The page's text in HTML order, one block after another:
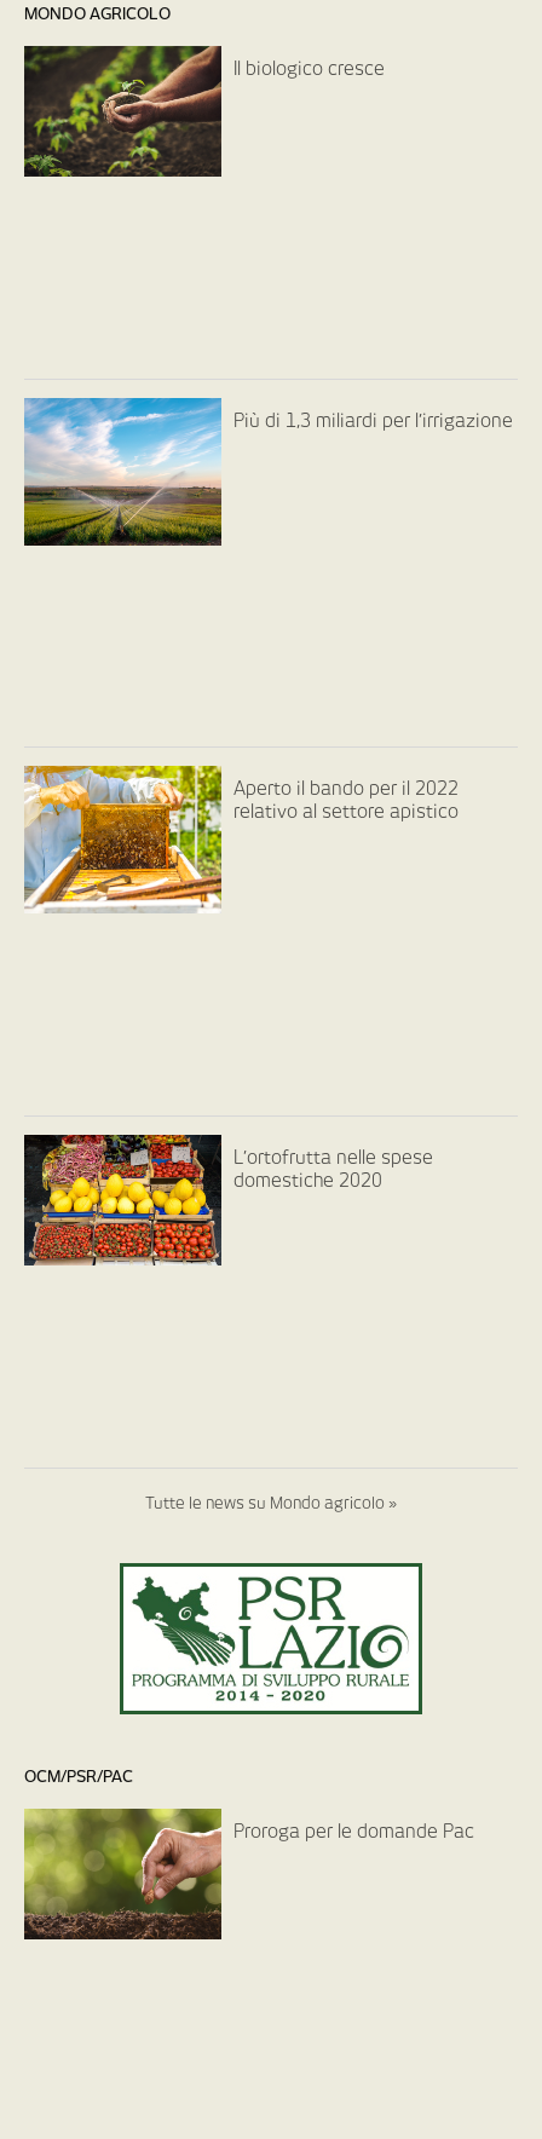
MONDO AGRICOLO
Il biologico cresce
Più di 1,3 miliardi per l’irrigazione
Aperto il bando per il 2022
relativo al settore apistico
L’ortofrutta nelle spese
domestiche 2020
Tutte le news su Mondo agricolo »
OCM/PSR/PAC
Proroga per le domande Pac